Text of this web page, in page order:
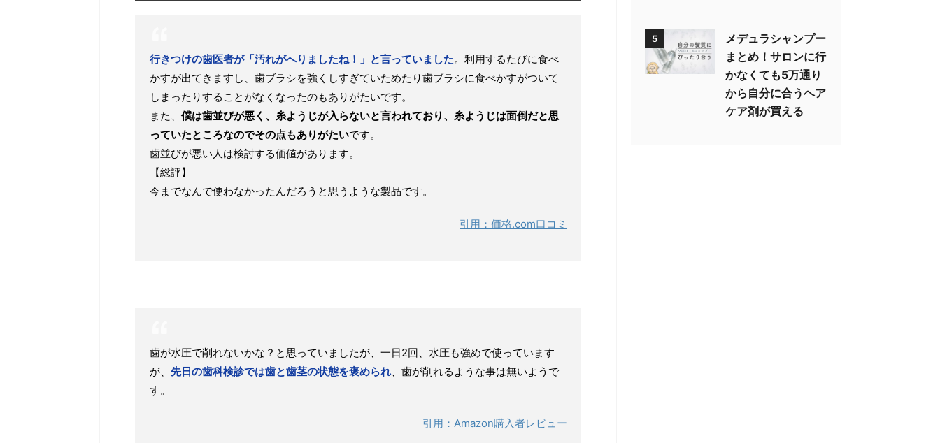
行きつけの歯医者が「汚れがへりましたね！」と言っていました。利用するたびに食べ
かすが出てきますし、歯ブラシを強くしすぎていためたり歯ブラシに食べかすがついて
しまったりすることがなくなったのもありがたいです。
また、 僕は歯並びが悪く、糸ようじが入らないと言われており、糸ようじは面倒だと思
っていたところなのでその点もありがたいです。
歯並びが悪い人は検討する価値があります。
【総評】
今までなんで使わなかったんだろうと思うような製品です。
引用：価格.com口コミ
歯が水圧で削れないかな？と思っていましたが、一日2回、水圧も強めで使っています
が、 先日の歯科検診では歯と歯茎の状態を褒められ、歯が削れるような事は無いようで
す。
引用：Amazon購入者レビュー
5
メデュラシャンプー
まとめ！サロンに行
かなくても5万通り
から自分に合うヘア
ケア剤が買える